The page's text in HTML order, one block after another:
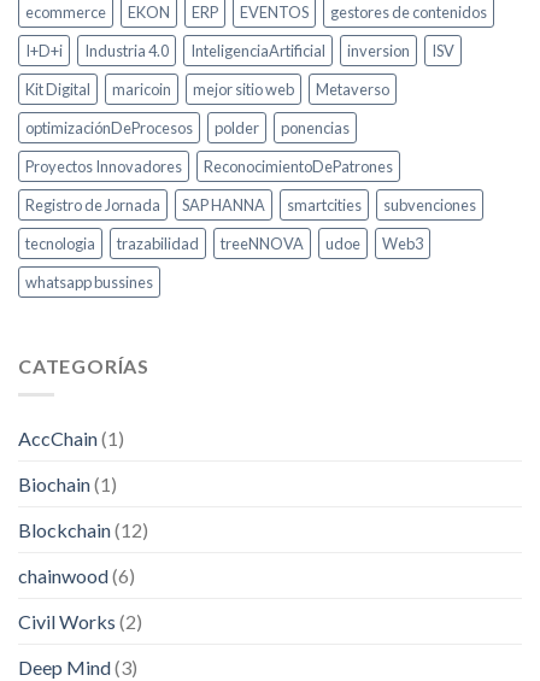
ecommerce
EKON ERP EVENTOS
gestores de contenidos
I+D+i
Industria 4.0 InteligenciaArtificial inversion
ISV
Kit Digital
maricoin mejor sitio web
Metaverso
optimizaciónDeProcesos
polder
ponencias
Proyectos Innovadores
ReconocimientoDePatrones
Registro de Jornada
SAP HANNA smartcities
subvenciones
tecnologia
trazabilidad treeNNOVA udoe
Web3
whatsapp bussines
CATEGORÍAS
AccChain(1)
Biochain(1)
Blockchain(12)
chainwood(6)
Civil Works (2)
Deep Mind(3)